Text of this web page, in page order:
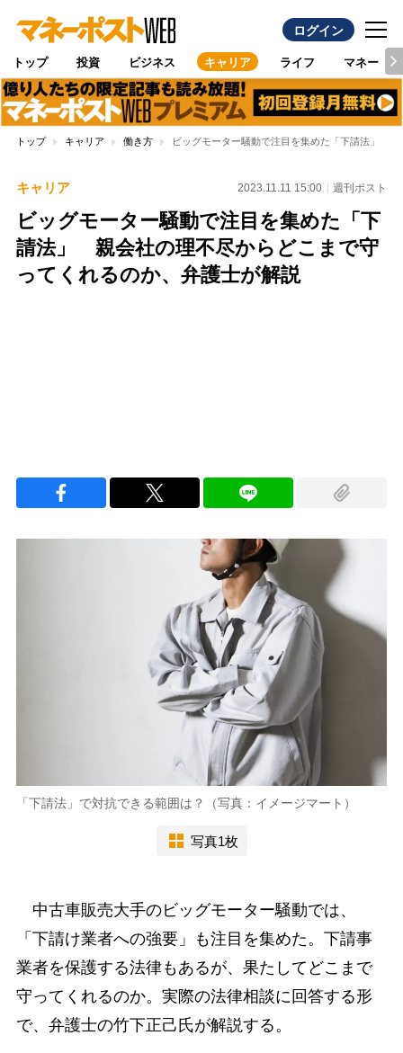
ログイン
トップ 投資 ビジネス キャリア ライフ マネー
トップ キャリア 働き方 ビッグモーター騒動で注目を集めた「下請法」
キャリア 2023.11.11 15:00 週刊ポスト
ビッグモーター騒動で注目を集めた「下
請法」 親会社の理不尽からどこまで守
ってくれるのか、弁護士が解説
「下請法」で対抗できる範囲は？（写真：イメージマート）
写真1枚
中古車販売大手のビッグモーター騒動では、
「下請け業者への強要」も注目を集めた。下請事
業者を保護する法律もあるが、果たしてどこまで
守ってくれるのか。実際の法律相談に回答する形
で、弁護士の竹下正己氏が解説する。